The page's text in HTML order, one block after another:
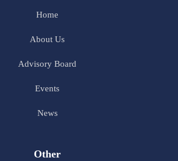
Home
About Us
Advisory Board
Events
News
Other